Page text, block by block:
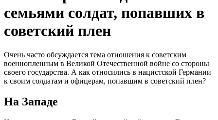
семьями солдат, попавших в
советский плен
Очень часто обсуждается тема отношения к советским
военнопленным в Великой Отечественной войне со стороны
своего государства. А как относились в нацистской Германии
к своим солдатам и офицерам, попавшим в советский плен?
На Западе